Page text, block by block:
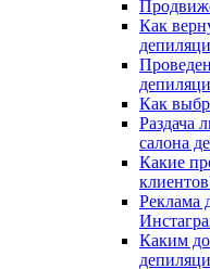
Как
Как
Раздача
салона
Какие
Реклама
Каким